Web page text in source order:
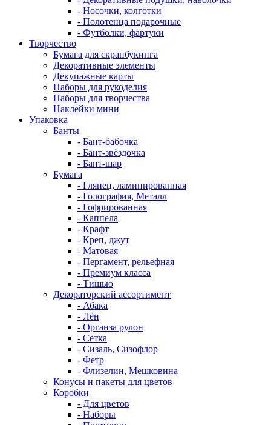
- Носочки, колготки
- Полотенца подарочные
- Футболки, фартуки
Творчество
Бумага для скрапбукинга
Декоративные элементы
Декупажные карты
Наборы для рукоделия
Наборы для творчества
Наклейки мини
Упаковка
Банты
- Бант-бабочка
- Бант-звёздочка
- Бант-шар
Бумага
- Глянец, ламинированная
- Голография, Металл
- Гофрированная
- Каппела
- Крафт
- Креп, джут
- Матовая
- Пергамент, рельефная
- Премиум класса
- Тишью
Декораторский ассортимент
- Абака
- Лён
- Органза рулон
- Сетка
- Сизаль, Сизофлор
- Фетр
- Флизелин, Мешковина
Конусы и пакеты для цветов
Коробки
- Для цветов
- Наборы